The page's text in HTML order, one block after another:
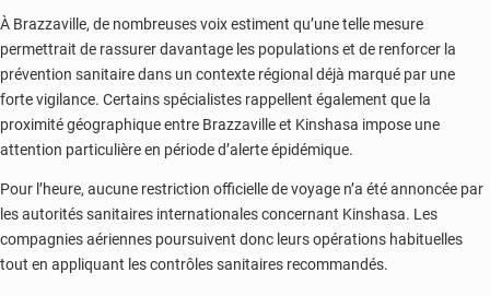
À Brazzaville, de nombreuses voix estiment qu’une telle mesure
permettrait de rassurer davantage les populations et de renforcer la
prévention sanitaire dans un contexte régional déjà marqué par une
forte vigilance. Certains spécialistes rappellent également que la
proximité géographique entre Brazzaville et Kinshasa impose une
attention particulière en période d’alerte épidémique.
Pour l’heure, aucune restriction officielle de voyage n’a été annoncée par
les autorités sanitaires internationales concernant Kinshasa. Les
compagnies aériennes poursuivent donc leurs opérations habituelles
tout en appliquant les contrôles sanitaires recommandés.